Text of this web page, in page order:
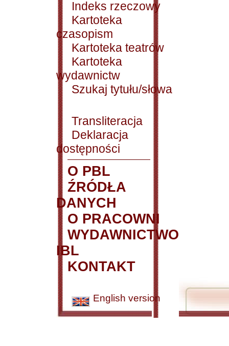
Indeks rzeczowy
Kartoteka
czasopism
Kartoteka teatrów
Kartoteka
wydawnictw
Szukaj tytułu/słowa
Transliteracja
Deklaracja
dostępności
O PBL
ŹRÓDŁA
DANYCH
O PRACOWNI
WYDAWNICTWO
IBL
KONTAKT
English version